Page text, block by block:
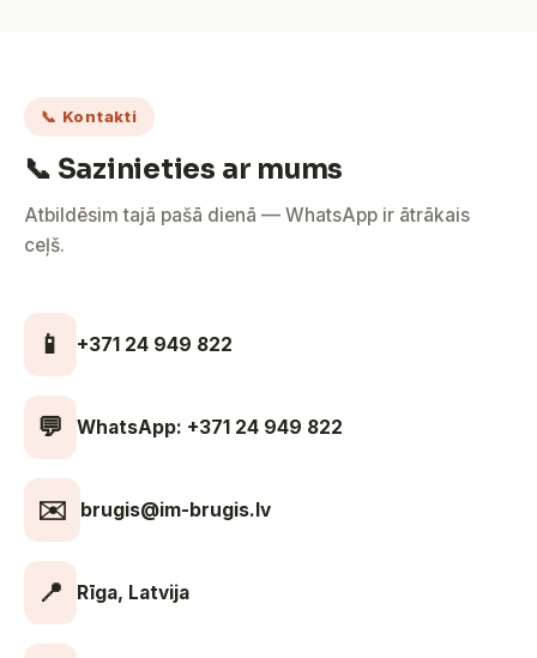
📞 Kontakti
📞 Sazinieties ar mums
Atbildēsim tajā pašā dienā — WhatsApp ir ātrākais
ceļš.
📱 +371 24 949 822
💬 WhatsApp: +371 24 949 822
✉️ brugis@im-brugis.lv
📍 Rīga, Latvija